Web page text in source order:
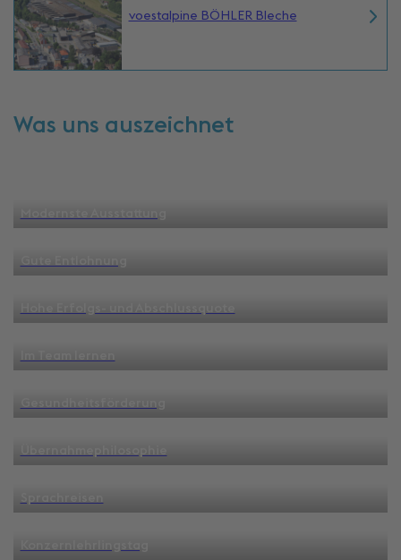
voestalpine BÖHLER Bleche
Was uns auszeichnet